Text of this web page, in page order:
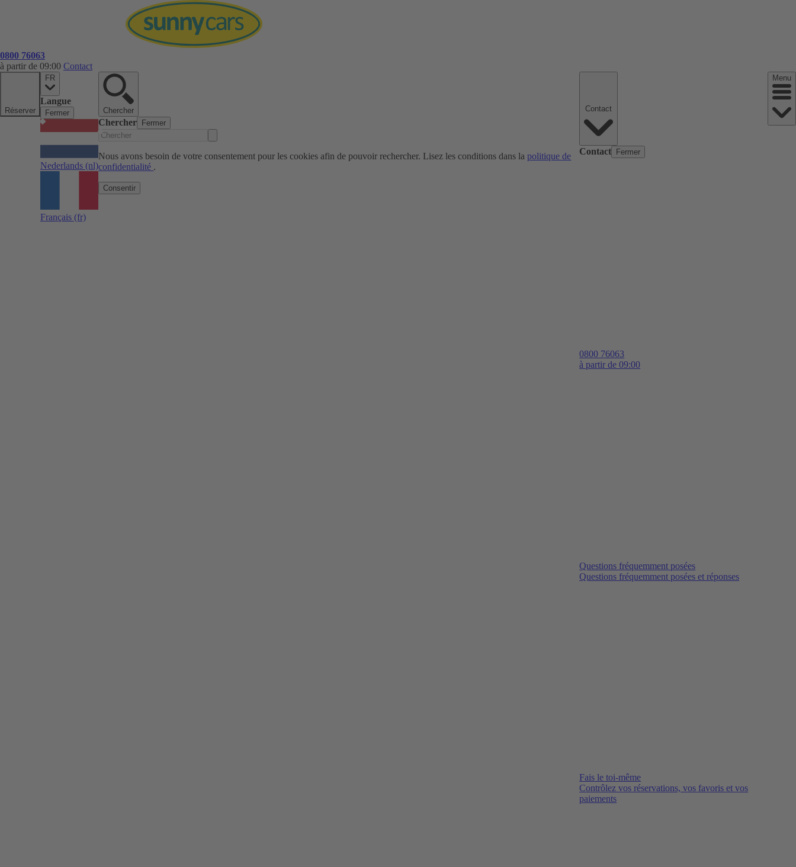
0800 76063
à partir de 09:00 Contact
Réserver
FR
Langue
Fermer
Nederlands (nl)
Français (fr)
Chercher
Chercher Fermer
Nous avons besoin de votre consentement pour les cookies afin de pouvoir rechercher. Lisez les conditions dans la politique de
confidentialité .
Consentir
Contact Fermer
0800 76063
à partir de 09:00
Questions fréquemment posées
Questions fréquemment posées et réponses
Fais le toi-même
Contrôlez vos réservations, vos favoris et vos
paiements
Menu